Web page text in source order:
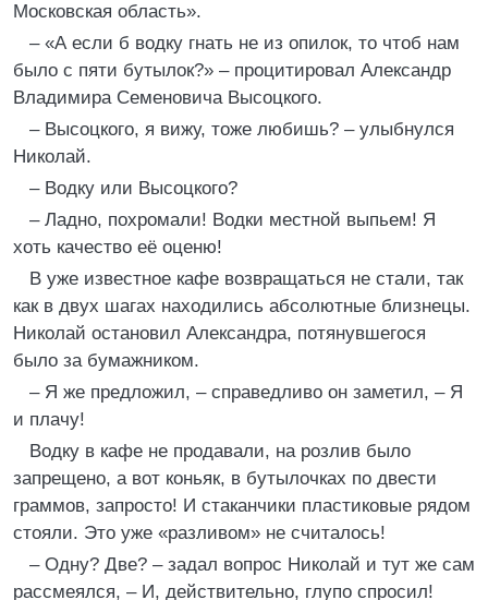
Московская область».
– «А если б водку гнать не из опилок, то чтоб нам
было с пяти бутылок?» – процитировал Александр
Владимира Семеновича Высоцкого.
– Высоцкого, я вижу, тоже любишь? – улыбнулся
Николай.
– Водку или Высоцкого?
– Ладно, похромали! Водки местной выпьем! Я
хоть качество её оценю!
В уже известное кафе возвращаться не стали, так
как в двух шагах находились абсолютные близнецы.
Николай остановил Александра, потянувшегося
было за бумажником.
– Я же предложил, – справедливо он заметил, – Я
и плачу!
Водку в кафе не продавали, на розлив было
запрещено, а вот коньяк, в бутылочках по двести
граммов, запросто! И стаканчики пластиковые рядом
стояли. Это уже «разливом» не считалось!
– Одну? Две? – задал вопрос Николай и тут же сам
рассмеялся, – И, действительно, глупо спросил!